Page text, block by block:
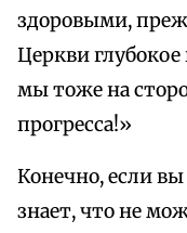
здоровыми,
Церкви
мы тоже на
прогресса!»
Конечно, если
знает, что не